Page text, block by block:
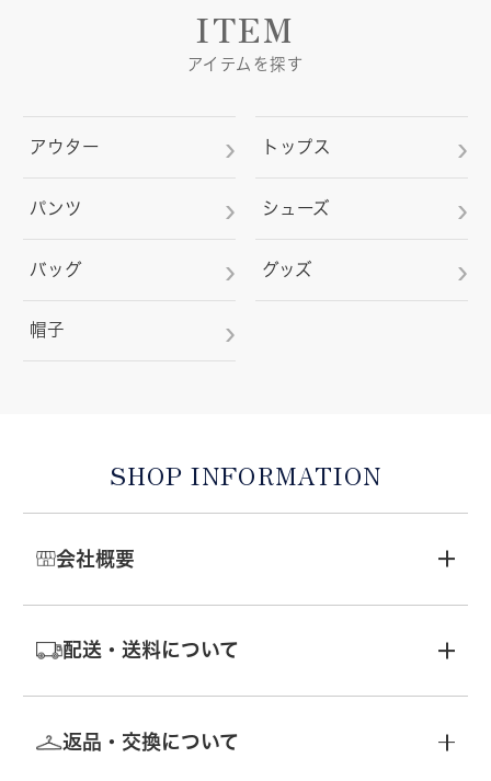
ITEM
アイテムを探す
アウター トップス
パンツ シューズ
バッグ グッズ
帽子
SHOP INFORMATION
会社概要
配送・送料について
返品・交換について